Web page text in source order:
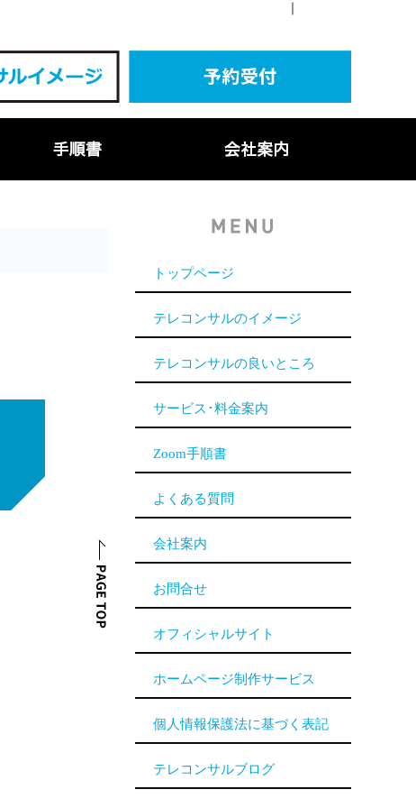
トップページ
テレコンサルのイメージ
テレコンサルの良いところ
サービス･料金案内
Zoom手順書
よくある質問
会社案内
お問合せ
オフィシャルサイト
ホームページ制作サービス
個人情報保護法に基づく表記
テレコンサルブログ